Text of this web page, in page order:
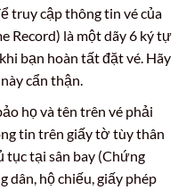
truy cập thông tin vé của
Record) là một dãy 6 ký tự
bạn hoàn tất đặt vé. Hãy
cẩn thận.
họ và tên trên vé phải
tin trên giấy tờ tùy thân
tục tại sân bay (Chứng
dân, hộ chiếu, giấy phép